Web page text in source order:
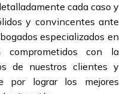
cada caso y
y convincentes ante
especializados en
comprometidos con la
de nuestros clientes y
por lograr los mejores